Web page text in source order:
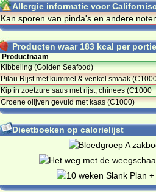
Allergie informatie voor
Kan sporen van pinda's en andere
Producten waar 183 kcal per
Productnaam
Kibbeling (Golden Seafood)
Pilau Rijst met kummel & venkel smaak
Kip in zoetzure saus met rijst, chinees (C1000
Groene olijven gevuld met kaas (C1000)
Dieetboeken op calorielijst